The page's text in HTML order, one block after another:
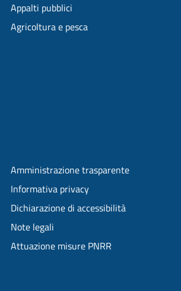
Appalti pubblici
Agricoltura e pesca
Amministrazione trasparente
Informativa privacy
Dichiarazione di accessibilità
Note legali
Attuazione misure PNRR